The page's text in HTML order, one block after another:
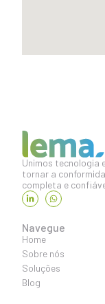
Unimos tecnologia
tornar a
completa e
Navegue
Home
Sobre nós
Soluções
Blog